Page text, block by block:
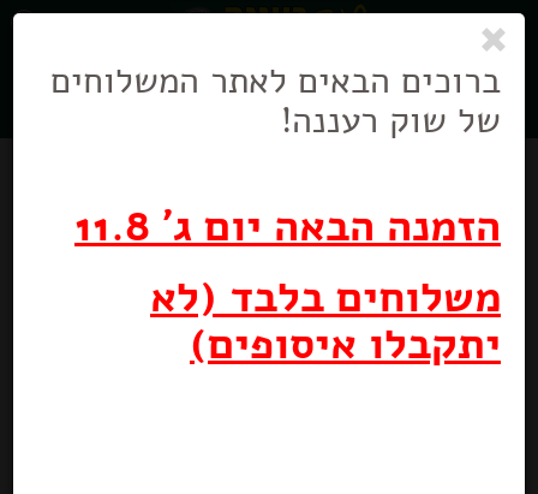
ניווט
בניווט
ברוכים הבאים לאתר המשלוחים
של שוק רעננה!
הזמנה הבאה יום ג' 11.8
משלוחים בלבד (לא
יתקבלו איסופים)